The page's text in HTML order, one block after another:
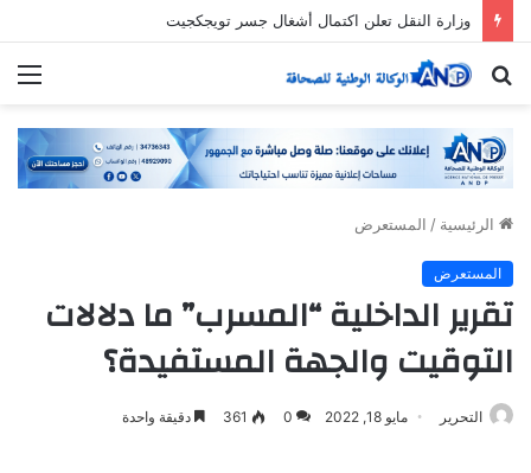
وزارة النقل تعلن اكتمال أشغال جسر تويجكجيت
بحث
الرئيسية / المستعرض
المستعرض
تقرير الداخلية “المسرب” ما دلالات
التوقيت والجهة المستفيدة؟
التحرير مايو 18, 2022 0
361 دقيقة واحدة